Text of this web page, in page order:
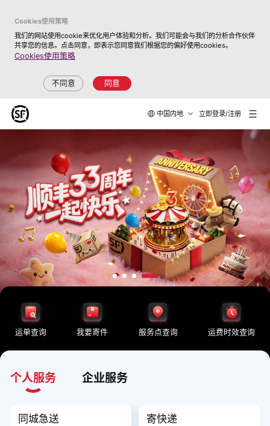
Cookies使用策略
我们的网站使用cookie来优化用户体验和分析。我们可能会与我们的分析合作伙伴
共享您的信息。点击同意，即表示您同意我们根据您的偏好使用cookies。
Cookies使用策略
不同意 同意
中国内地 立即登录/注册
运单查询 我要寄件 服务点查询 运费时效查询
个人服务 企业服务
同城急送 寄快递